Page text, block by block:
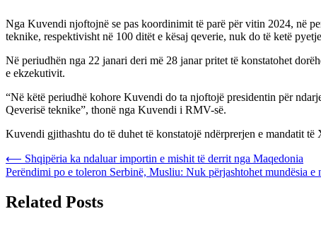
Nga Kuvendi njoftojnë se pas koordinimit të parë për vitin 2024, në
teknike, respektivisht në 100 ditët e kësaj qeverie, nuk do të ketë
Në periudhën nga 22 janari deri më 28 janar pritet të konstatohet
e ekzekutivit.
“Në këtë periudhë kohore Kuvendi do ta njoftojë presidentin për
Qeverisë teknike”, thonë nga Kuvendi i RMV-së.
Kuvendi gjithashtu do të duhet të konstatojë ndërprerjen e mandatit
Post
navigation
⟵ Shqipëria ka ndaluar importin e mishit të derrit nga Maqedonia
Perëndimi po e toleron Serbinë, Musliu: Nuk përjashtohet mundësia e
Related Posts